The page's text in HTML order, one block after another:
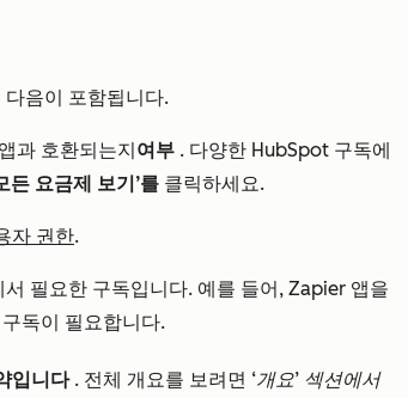
음이 포함됩니다.
과 호환되는지여부 . 다양한 HubSpot 구독에
든 요금제 보기’를 클릭하세요.
자 권한.
필요한 구독입니다. 예를 들어, Zapier 앱을
독이 필요합니다.
입니다 . 전체 개요를 보려면 ‘개요’ 섹션에서